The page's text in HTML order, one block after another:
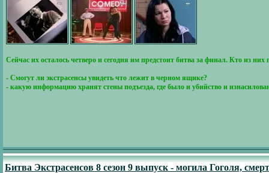
Сейчас их осталось четверо и сегодня им предстоит битва за финал. Кто из
- Смогут ли экстрасенсы увидеть что лежит в черном ящике?
- какую информацию хранят стены подъезда, где было и убийство и
Битва Экстрасенсов 8 сезон 9 выпуск - могила Гоголя,